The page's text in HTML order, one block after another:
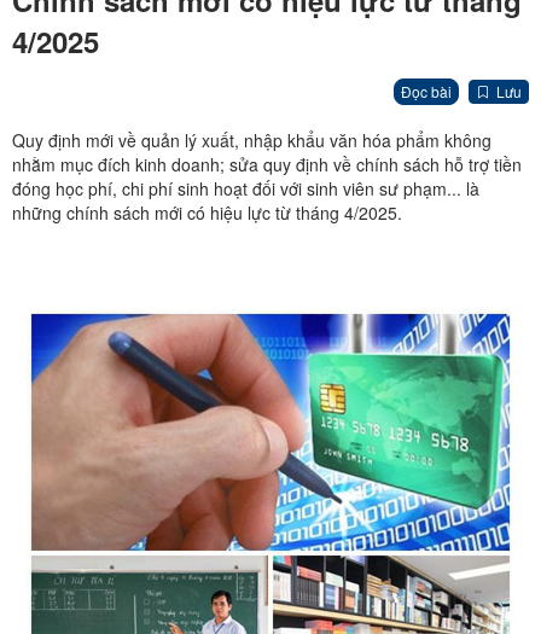
4/2025
Đọc bài Lưu
Quy định mới về quản lý xuất, nhập khẩu văn hóa phẩm không
nhằm mục đích kinh doanh; sửa quy định về chính sách hỗ trợ tiền
đóng học phí, chi phí sinh hoạt đối với sinh viên sư phạm... là
những chính sách mới có hiệu lực từ tháng 4/2025.